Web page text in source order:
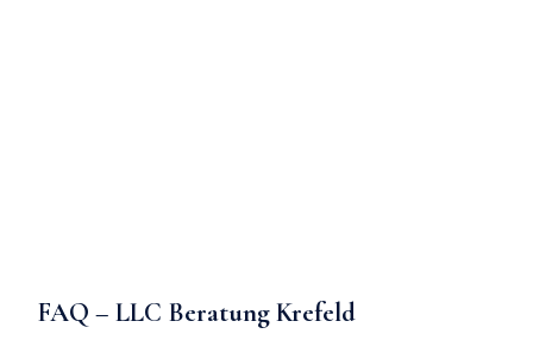
FAQ – LLC Beratung Krefeld